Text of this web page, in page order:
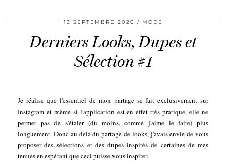
13 SEPTEMBRE 2020 MODE
Derniers Looks, Dupes et
Sélection #1
Je réalise que l'essentiel de mon partage se fait exclusivement sur
Instagram et même si l'application est en effet très pratique, elle ne
permet pas de s'étaler (du moins, comme j'aime le faire) plus
longuement. Donc au-delà du partage de looks, j'avais envie de vous
proposer des sélections et des dupes inspirés de certaines de mes
tenues en espérant que ceci puisse vous inspirer.